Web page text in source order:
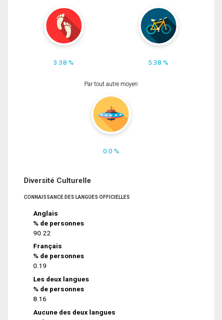
3.38 % 5.38 %
Par tout autre moyen
0.0 %
Diversité Culturelle
CONNAISSANCE DES LANGUES OFFICIELLES
Anglais
% de personnes
90.22
Français
% de personnes
0.19
Les deux langues
% de personnes
8.16
Aucune des deux langues